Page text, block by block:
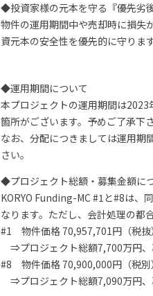
◆投資家様の元本を守る『優先劣
物件の運用期間中や売却時に損失
資元本の安全性を優先的に守ります
◆運用期間について
本プロジェクトの運用期間は
箇所がございます。予めご了承下さ
なお、分配につきましては運用期
さい。
◆プロジェクト総額・募集金額に
KORYO Funding-MC #1と#8は、
なります。ただし、会計処理の都
#1 物件価格 70,957,701円（税抜
⇒プロジェクト総額7,700万円
#8 物件価格 70,900,000円（税別
⇒プロジェクト総額7,090万円